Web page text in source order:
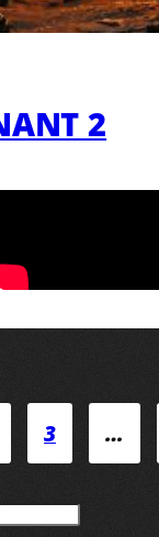
2
3 …